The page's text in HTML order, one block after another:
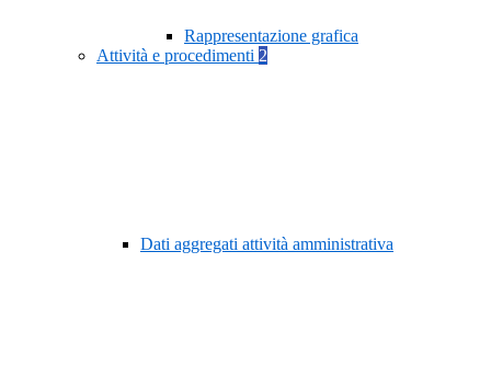
Rappresentazione grafica
Attività e procedimenti 2
Dati aggregati attività amministrativa